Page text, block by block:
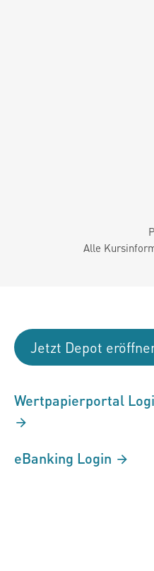
Alle
Jetzt Depot
Wertpapierportal
eBanking Login